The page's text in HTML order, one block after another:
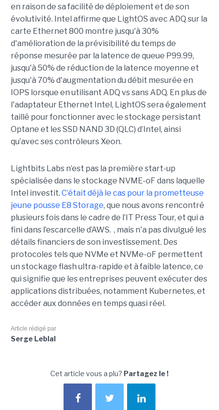
en raison de sa facilité de déploiement et de son
évolutivité. Intel affirme que LightOS avec ADQ sur la
carte Ethernet 800 montre jusqu'à 30%
d'amélioration de la prévisibilité du temps de
réponse mesurée par la latence de queue P99.99,
jusqu'à 50% de réduction de la latence moyenne et
jusqu'à 70% d'augmentation du débit mesurée en
IOPS lorsque en utilisant ADQ vs sans ADQ. En plus de
l'adaptateur Ethernet Intel, LightOS sera également
taillé pour fonctionner avec le stockage persistant
Optane et les SSD NAND 3D (QLC) d’Intel, ainsi
qu’avec ses contrôleurs Xeon.
Lightbits Labs n’est pas la première start-up
spécialisée dans le stockage NVME-oF dans laquelle
Intel investit. C’était déjà le cas pour la prometteuse
jeune pousse E8 Storage, que nous avons rencontré
plusieurs fois dans le cadre de l’IT Press Tour, et qui a
fini dans l’escarcelle d’AWS. , mais n'a pas divulgué les
détails financiers de son investissement. Des
protocoles tels que NVMe et NVMe-oF permettent
un stockage flash ultra-rapide et à faible latence, ce
qui signifie que les entreprises peuvent exécuter des
applications distribuées, notamment Kubernetes, et
accéder aux données en temps quasi réel.
Article rédigé par
Serge Leblal
Cet article vous a plu? Partagez le !